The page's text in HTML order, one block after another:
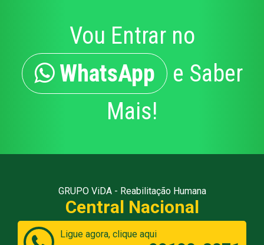
Vou Entrar no
WhatsApp e Saber
Mais!
GRUPO ViDA - Reabilitação Humana
Central Nacional
Ligue agora, clique aqui